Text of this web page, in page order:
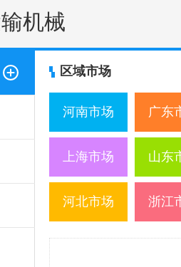
机械
区域市场
河南市场 广东
上海市场 山东
河北市场 浙江